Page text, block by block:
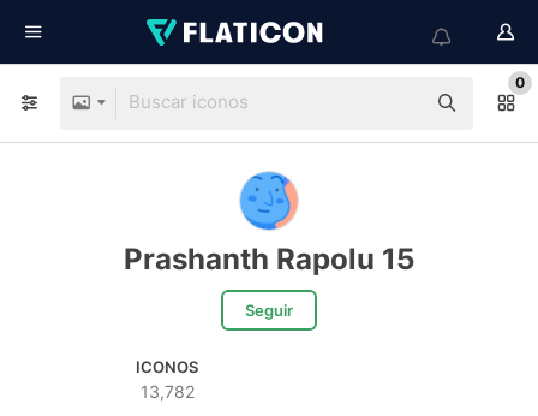
0
Prashanth Rapolu 15
Seguir
ICONOS
13,782